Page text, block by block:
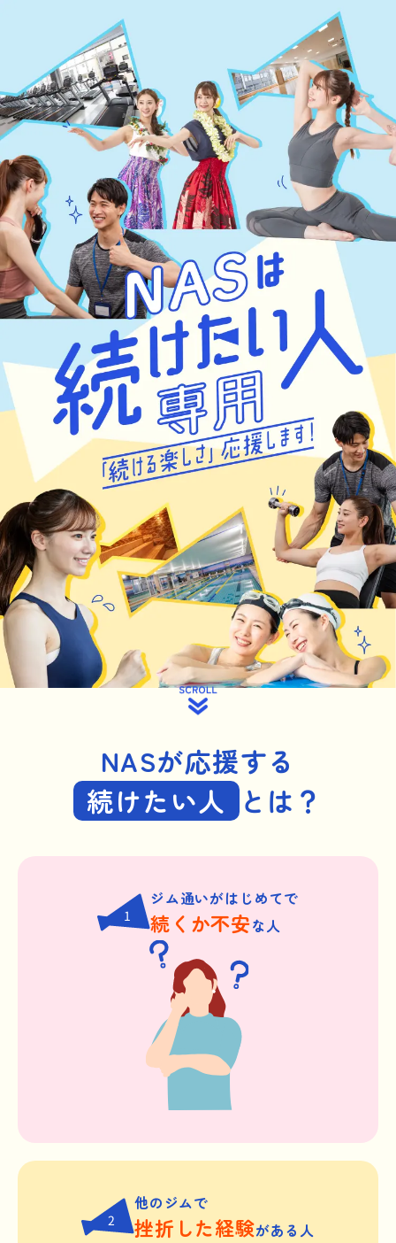
NASは続けたい人専用「続ける楽しさ」応援します！
NASが応援する
続けたい人 とは？
1
ジム通いがはじめてで
続くか不安な人
2
他のジムで
挫折した経験がある人